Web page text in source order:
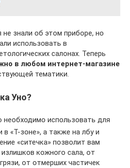
знали об этом приборе, но
использовать в
салонах. Теперь
в любом интернет-магазине
тематики.
Уно?
необходимо использовать для
«Т-зоне», а также на лбу и
«ситечка» позволит вам
кожного сала, от
от отмерших частичек